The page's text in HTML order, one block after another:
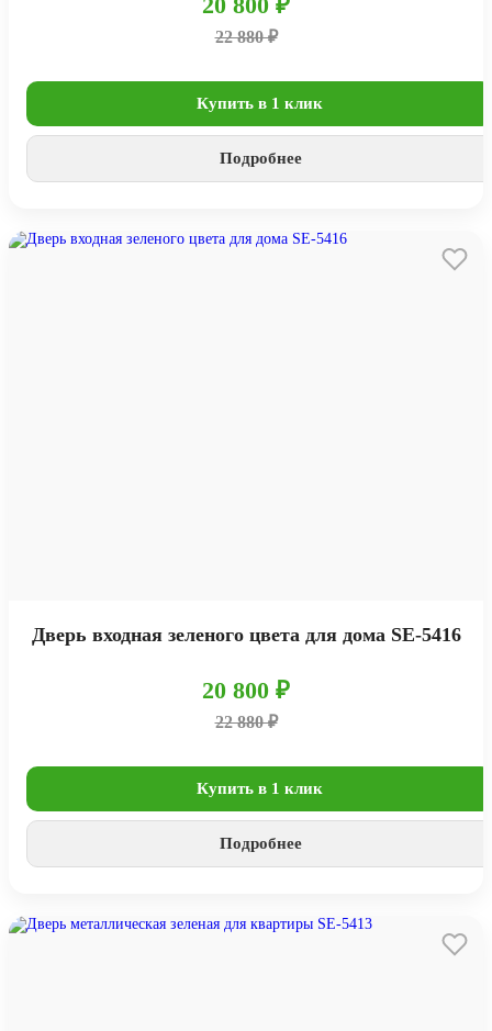
22 880 ₽
Купить в 1 клик
Подробнее
Дверь входная зеленого цвета для дома SE-5416
20 800 ₽
22 880 ₽
Купить в 1 клик
Подробнее